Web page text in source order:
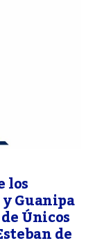
los
Guanipa
Únicos
de